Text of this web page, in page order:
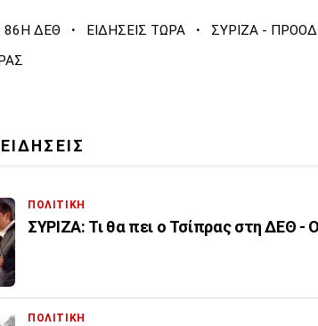
86Η ΔΕΘ · ΕΙΔΗΣΕΙΣ ΤΩΡΑ · ΣΥΡΙΖΑ -
ΠΟΛΙΤΙΚΗ
ΣΥΡΙΖΑ: Τι θα πει ο Τσίπρας στη ΔΕΘ -
ΠΟΛΙΤΙΚΗ